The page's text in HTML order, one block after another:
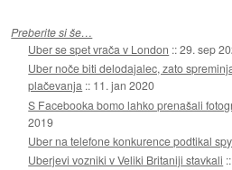
Preberite si še…
Uber se spet vrača v London ::29. sep
Uber noče biti delodajalec, zato
plačevanja :: 11. jan 2020
S Facebooka bomo lahko prenašali
2019
Uber na telefone konkurence podtikal
Uberjevi vozniki v Veliki Britaniji stavkali ::